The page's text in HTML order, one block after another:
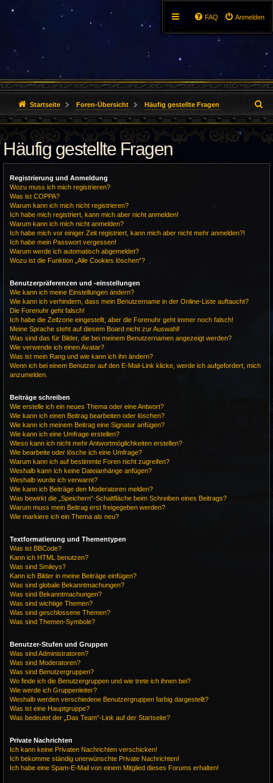
Anmelden
FAQ
Startseite Foren-Übersicht Häufig gestellte Fragen
u
c
h
Häufig gestellte Fragen
Registrierung und Anmeldung
Wozu muss ich mich registrieren?
Was ist COPPA?
Warum kann ich mich nicht registrieren?
Ich habe mich registriert, kann mich aber nicht anmelden!
Warum kann ich mich nicht anmelden?
Ich habe mich vor einiger Zeit registriert, kann mich aber nicht mehr anmelden?!
Ich habe mein Passwort vergessen!
Warum werde ich automatisch abgemeldet?
Wozu ist die Funktion „Alle Cookies löschen“?
Benutzerpräferenzen und -einstellungen
Wie kann ich meine Einstellungen ändern?
Wie kann ich verhindern, dass mein Benutzername in der Online-Liste auftaucht?
Die Forenuhr geht falsch!
Ich habe die Zeitzone eingestellt, aber die Forenuhr geht immer noch falsch!
Meine Sprache steht auf diesem Board nicht zur Auswahl!
Was sind das für Bilder, die bei meinem Benutzernamen angezeigt werden?
Wie verwende ich einen Avatar?
Was ist mein Rang und wie kann ich ihn ändern?
Wenn ich bei einem Benutzer auf den E-Mail-Link klicke, werde ich aufgefordert, mich
anzumelden.
Beiträge schreiben
Wie erstelle ich ein neues Thema oder eine Antwort?
Wie kann ich einen Beitrag bearbeiten oder löschen?
Wie kann ich meinem Beitrag eine Signatur anfügen?
Wie kann ich eine Umfrage erstellen?
Wieso kann ich nicht mehr Antwortmöglichkeiten erstellen?
Wie bearbeite oder lösche ich eine Umfrage?
Warum kann ich auf bestimmte Foren nicht zugreifen?
Weshalb kann ich keine Dateianhänge anfügen?
Weshalb wurde ich verwarnt?
Wie kann ich Beiträge den Moderatoren melden?
Was bewirkt die „Speichern“-Schaltfläche beim Schreiben eines Beitrags?
Warum muss mein Beitrag erst freigegeben werden?
Wie markiere ich ein Thema als neu?
Textformatierung und Thementypen
Was ist BBCode?
Kann ich HTML benutzen?
Was sind Smileys?
Kann ich Bilder in meine Beiträge einfügen?
Was sind globale Bekanntmachungen?
Was sind Bekanntmachungen?
Was sind wichtige Themen?
Was sind geschlossene Themen?
Was sind Themen-Symbole?
Benutzer-Stufen und Gruppen
Was sind Administratoren?
Was sind Moderatoren?
Was sind Benutzergruppen?
Wo finde ich die Benutzergruppen und wie trete ich ihnen bei?
Wie werde ich Gruppenleiter?
Weshalb werden verschiedene Benutzergruppen farbig dargestellt?
Was ist eine Hauptgruppe?
Was bedeutet der „Das Team“-Link auf der Startseite?
Private Nachrichten
Ich kann keine Privaten Nachrichten verschicken!
Ich bekomme ständig unerwünschte Private Nachrichten!
Ich habe eine Spam-E-Mail von einem Mitglied dieses Forums erhalten!